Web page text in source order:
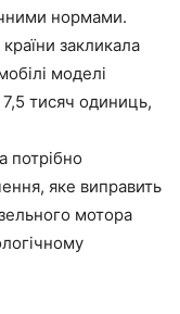
нормами.
закликала
моделі
7,5 тисяч одиниць,
потрібно
яке виправить
мотора